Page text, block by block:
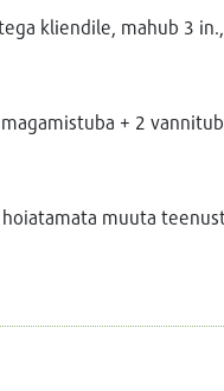
kliendile, mahub 3 in
+ 2
muuta